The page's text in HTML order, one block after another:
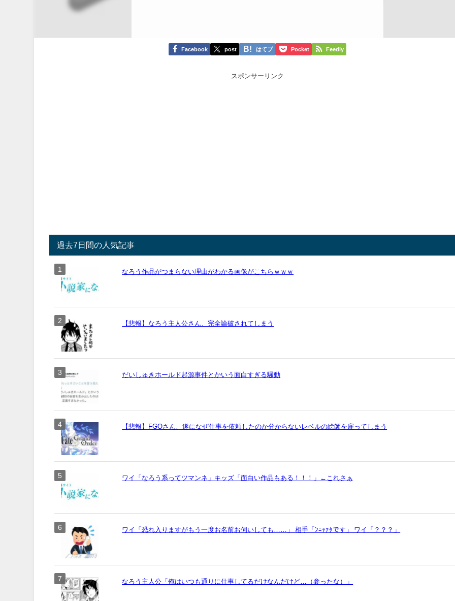
Facebook post はてブ Pocket Feedly
スポンサーリンク
過去7日間の人気記事
なろう作品がつまらない理由がわかる画像がこちらｗｗｗ
【悲報】なろう主人公さん、完全論破されてしまう
だいしゅきホールド起源事件とかいう面白すぎる騒動
【悲報】FGOさん、遂になぜ仕事を依頼したのか分からないレベルの絵師を雇ってしまう
ワイ「なろう系ってツマンネ」キッズ「面白い作品もある！！！」←これさぁ
ワイ「恐れ入りますがもう一度お名前お伺いしても……」 相手「ﾝﾆｬｧﾀです」 ワイ「？？？」
なろう主人公「俺はいつも通りに仕事してるだけなんだけど…（参ったな）」